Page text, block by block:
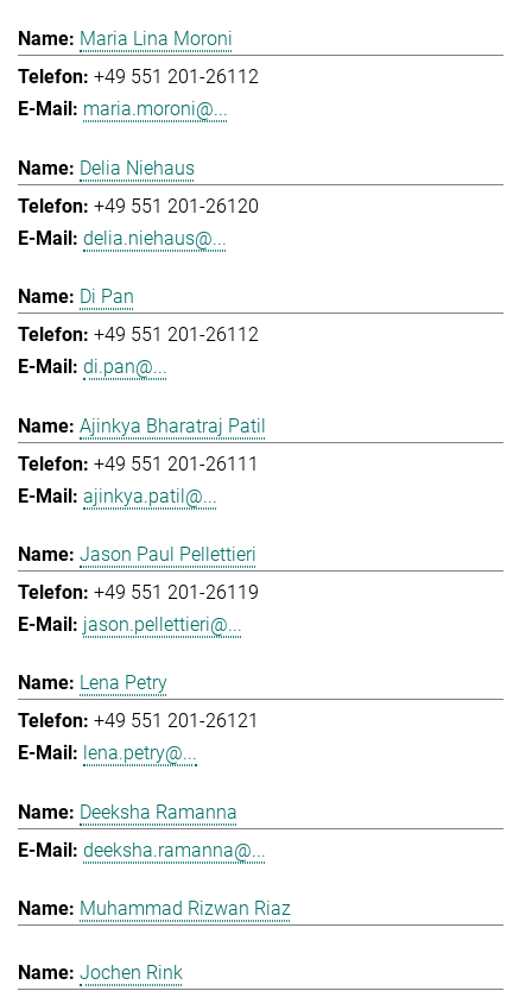
Maria Lina Moroni
+49 551 201-26112
maria.moroni@...
Delia Niehaus
+49 551 201-26120
delia.niehaus@...
Di Pan
+49 551 201-26112
di.pan@...
Ajinkya Bharatraj Patil
+49 551 201-26111
ajinkya.patil@...
Jason Paul Pellettieri
+49 551 201-26119
jason.pellettieri@...
Lena Petry
+49 551 201-26121
lena.petry@...
Deeksha Ramanna
deeksha.ramanna@...
Muhammad Rizwan Riaz
Jochen Rink